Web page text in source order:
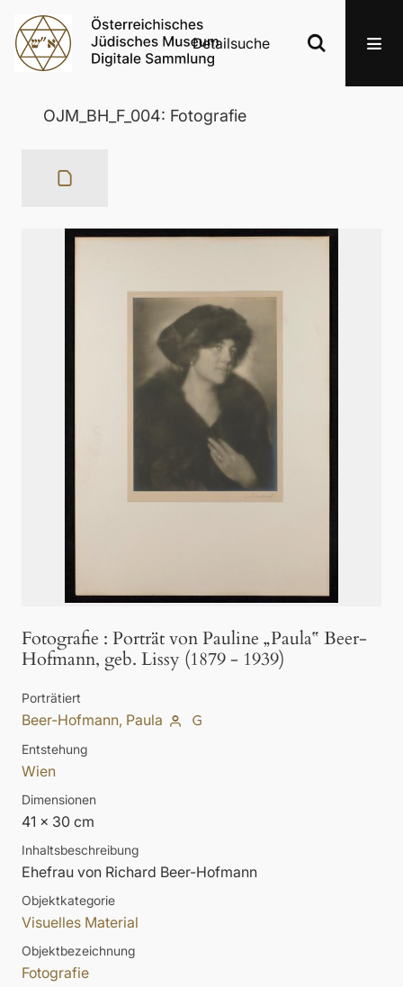
Detailsuche
OJM_BH_F_004: Fotografie
Fotografie : Porträt von Pauline „Paula‟ Beer-
Hofmann, geb. Lissy (1879 - 1939)
Porträtiert
Beer-Hofmann, Paula
Entstehung
Wien
Dimensionen
41 x 30 cm
Inhaltsbeschreibung
Ehefrau von Richard Beer-Hofmann
Objektkategorie
Visuelles Material
Objektbezeichnung
Fotografie